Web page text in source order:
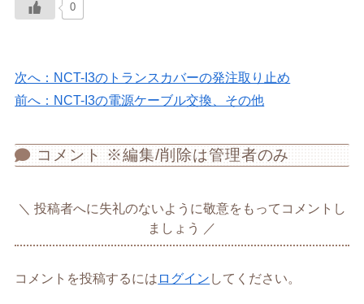
0
次へ：NCT-I3のトランスカバーの発注取り止め
前へ：NCT-I3の電源ケーブル交換、その他
コメント ※編集/削除は管理者のみ
投稿者へに失礼のないように敬意をもってコメントし
ましょう
コメントを投稿するには ログイン してください。